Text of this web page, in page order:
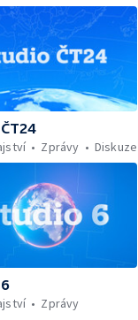
Zprávy Diskuze
Zprávy